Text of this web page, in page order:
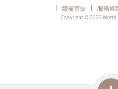
| 版權宣告 | 服務條
Copyright © 2022 Worth